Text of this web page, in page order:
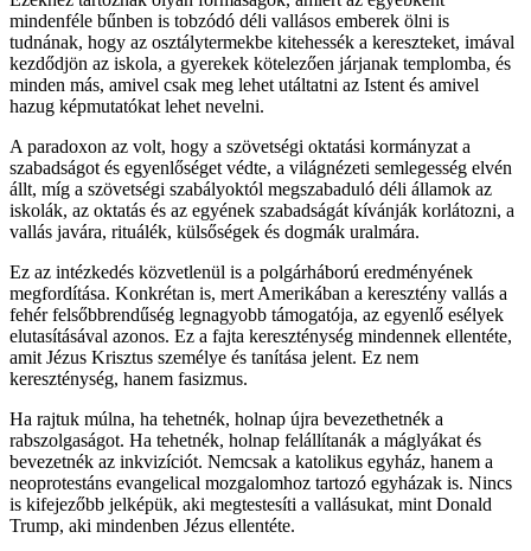
mindenféle bűnben is tobzódó déli vallásos emberek ölni is
tudnának, hogy az osztálytermekbe kitehessék a kereszteket, imával
kezdődjön az iskola, a gyerekek kötelezően járjanak templomba, és
minden más, amivel csak meg lehet utáltatni az Istent és amivel
hazug képmutatókat lehet nevelni.
A paradoxon az volt, hogy a szövetségi oktatási kormányzat a
szabadságot és egyenlőséget védte, a világnézeti semlegesség elvén
állt, míg a szövetségi szabályoktól megszabaduló déli államok az
iskolák, az oktatás és az egyének szabadságát kívánják korlátozni, a
vallás javára, rituálék, külsőségek és dogmák uralmára.
Ez az intézkedés közvetlenül is a polgárháború eredményének
megfordítása. Konkrétan is, mert Amerikában a keresztény vallás a
fehér felsőbbrendűség legnagyobb támogatója, az egyenlő esélyek
elutasításával azonos. Ez a fajta kereszténység mindennek ellentéte,
amit Jézus Krisztus személye és tanítása jelent. Ez nem
kereszténység, hanem fasizmus.
Ha rajtuk múlna, ha tehetnék, holnap újra bevezethetnék a
rabszolgaságot. Ha tehetnék, holnap felállítanák a máglyákat és
bevezetnék az inkvizíciót. Nemcsak a katolikus egyház, hanem a
neoprotestáns evangelical mozgalomhoz tartozó egyházak is. Nincs
is kifejezőbb jelképük, aki megtestesíti a vallásukat, mint Donald
Trump, aki mindenben Jézus ellentéte.